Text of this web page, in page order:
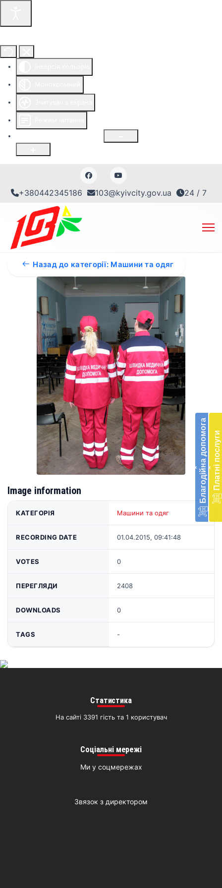
+380442345186 103@kyivcity.gov.ua 24 / 7
‹ Благодійна допомога ‹ Платні послуги
Назад до категорії: Машини та одяг
Image information
КАТЕГОРІЯ Машини та одяг
RECORDING DATE 01.04.2015, 09:41:48
VOTES 0
ПЕРЕГЛЯДИ 2408
DOWNLOADS 0
TAGS -
Статистика
На сайті 3391 гість та 1 користувач
Соціальні мережі
Ми у соцмережах
Звязок з директором